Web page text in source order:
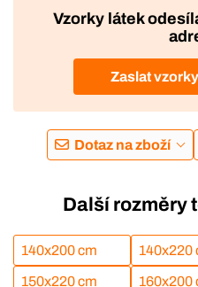
Vzorky látek
Zaslat
Dotaz na zboží
Další rozměry
140x200 cm 140x220
150x220 cm 160x200